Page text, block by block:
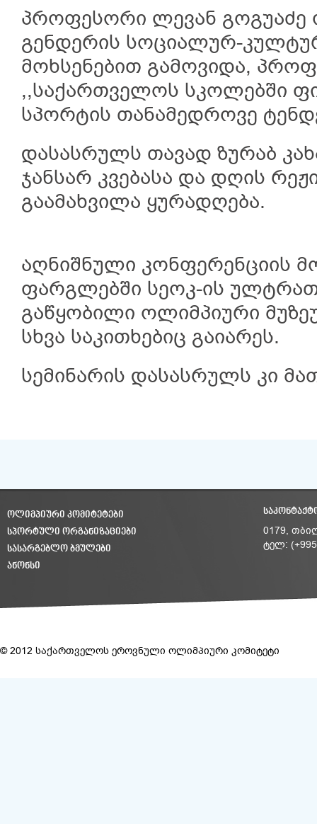
პროფესორი ლევან გოგუაძე
გენდერის სოციალურ-
მოხსენებით გამოვიდა,
,,საქართველოს სკოლებში
სპორტის თანამედროვე
დასასრულს თავად ზურაბ
ჯანსარ კვებასა და დღის
გაამახვილა ყურადღება.
აღნიშნული კონფერენციის
ფარგლებში სეოკ-ის
გაწყობილი ოლიმპიური
სხვა საკითხებიც გაიარეს.
სემინარის დასასრულს კი
ᲝᲚᲘᲛᲞᲘᲣᲠᲘ ᲙᲝᲛᲘᲢᲔᲢᲔᲑᲘ
ᲡᲞᲝᲠᲢᲣᲚᲘ ᲝᲠᲒᲐᲜᲘᲖᲐᲪᲘᲔᲑᲘ
ᲡᲐᲡᲐᲠᲒᲔᲑᲚᲝ ᲑᲛᲣᲚᲔᲑᲘ
ᲐᲜᲝᲜᲡᲘ
0179,
ტელ: (+995
© 2012 საქართველოს ეროვნული ოლიმპიური კომიტეტი